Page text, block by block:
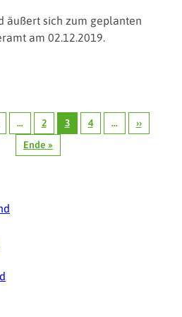
äußert sich zum geplanten
am 02.12.2019.
…
Seite
2
Seite
3
Seite
4 …
Nächste
››
Letzte
Ende »